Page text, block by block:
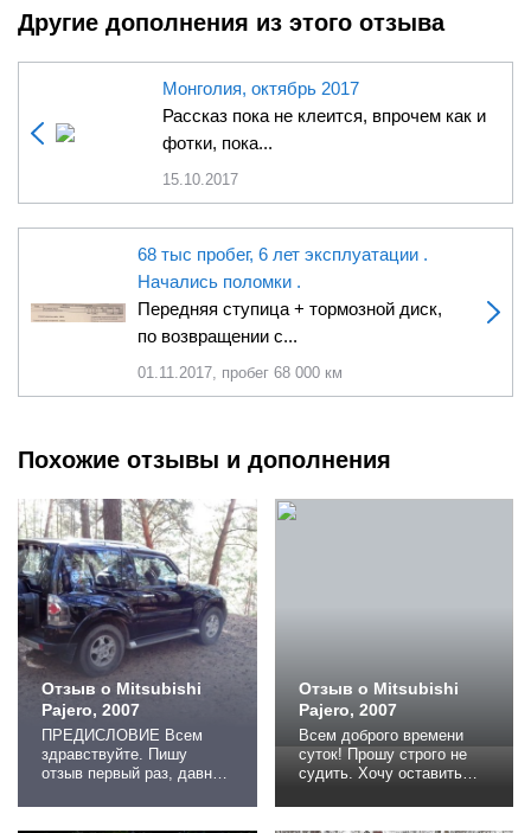
Другие дополнения из этого отзыва
Монголия, октябрь 2017
Рассказ пока не клеится, впрочем как и
фотки, пока...
15.10.2017
68 тыс пробег, 6 лет эксплуатации .
Начались поломки .
Передняя ступица + тормозной диск,
по возвращении с...
01.11.2017, пробег 68 000 км
Похожие отзывы и дополнения
Отзыв о Mitsubishi
Pajero, 2007
ПРЕДИСЛОВИЕ Всем
здравствуйте. Пишу
отзыв первый раз, давно
хорошо о чем писать?
Отзыв о Mitsubishi
Pajero, 2007
Всем доброго времени
суток! Прошу строго не
судить. Хочу оставить
паджеро 4. Особо не